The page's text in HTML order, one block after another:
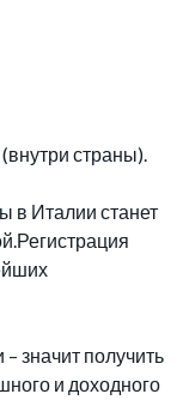
страны).
Италии станет
значит получить
и доходного